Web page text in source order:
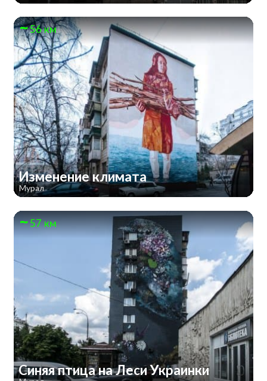
56 км
Изменение климата
Мурал
57 км
Синяя птица на Леси Украинки